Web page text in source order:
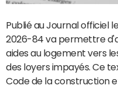
Publié au Journal officiel
2026-84 va permettre
aides au logement vers
des loyers impayés. Ce
Code de la construction